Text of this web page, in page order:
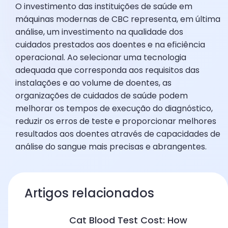
O investimento das instituições de saúde em
máquinas modernas de CBC representa, em última
análise, um investimento na qualidade dos
cuidados prestados aos doentes e na eficiência
operacional. Ao selecionar uma tecnologia
adequada que corresponda aos requisitos das
instalações e ao volume de doentes, as
organizações de cuidados de saúde podem
melhorar os tempos de execução do diagnóstico,
reduzir os erros de teste e proporcionar melhores
resultados aos doentes através de capacidades de
análise do sangue mais precisas e abrangentes.
Artigos relacionados
Cat Blood Test Cost: How